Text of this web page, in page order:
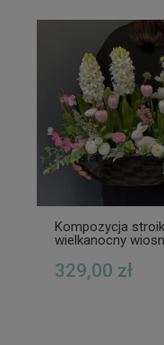
Kompozycja stroik
wielkanocny
329,00 zł